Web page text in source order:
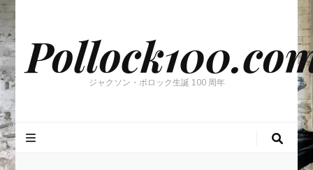
ジャクソン・ポロック生誕 100 周年